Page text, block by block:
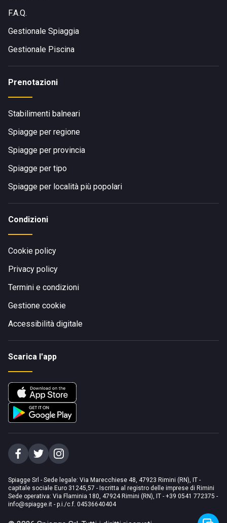
F.A.Q.
Gestionale Spiaggia
Gestionale Piscina
Prenotazioni
Stabilimenti balneari
Spiagge per regione
Spiagge per provincia
Spiagge per tipo
Spiagge per località più popolari
Condizioni
Cookie policy
Privacy policy
Termini e condizioni
Gestione cookie
Accessibilità digitale
Scarica l'app
Spiagge Srl - Sede legale: Via Marecchiese 48, 47923 Rimini (RN), IT -
capitale sociale Euro 31245,57 - Iscritta al registro delle imprese di Rimini
Sede operativa: Via Flaminia 180, 47924 Rimini (RN), IT - +39 0541 772375 -
info@spiagge.it - p.i./c.f. 04536640404